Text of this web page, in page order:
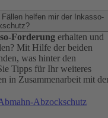
helfen mir der Inkasso-
Forderung erhalten und
Mit Hilfe der beiden
was hinter den
Tipps für Ihr weiteres
in Zusammenarbeit mit
Abzockschutz